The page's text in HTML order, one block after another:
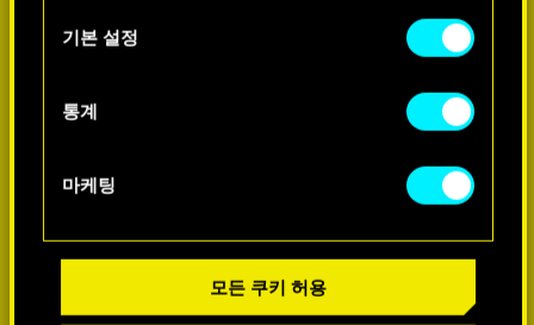
아래의 "Settings" 메뉴에서 확인할 수 있습니다.
기본 설정
통계
마케팅
모든 쿠키 허용